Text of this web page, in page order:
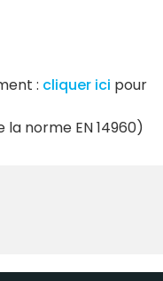
: cliquer ici pour
norme EN 14960)